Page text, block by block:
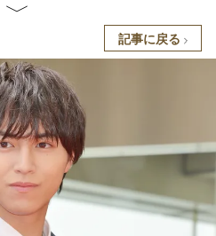
記事に戻る